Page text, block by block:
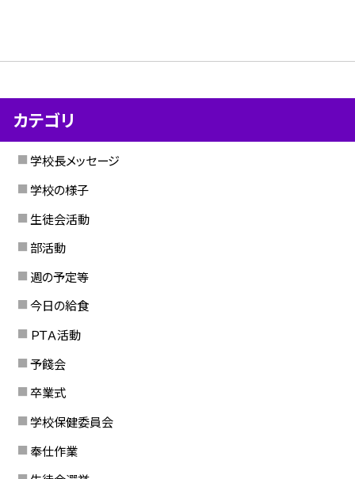
カテゴリ
学校長メッセージ
学校の様子
生徒会活動
部活動
週の予定等
今日の給食
ＰＴＡ活動
予餞会
卒業式
学校保健委員会
奉仕作業